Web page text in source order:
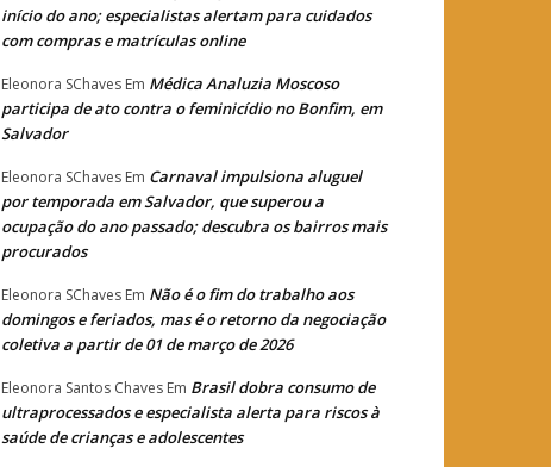
início do ano; especialistas alertam para cuidados
com compras e matrículas online
Eleonora SChaves Em Médica Analuzia Moscoso
participa de ato contra o feminicídio no Bonfim, em
Salvador
Eleonora SChaves Em Carnaval impulsiona aluguel
por temporada em Salvador, que superou a
ocupação do ano passado; descubra os bairros mais
procurados
Eleonora SChaves Em Não é o fim do trabalho aos
domingos e feriados, mas é o retorno da negociação
coletiva a partir de 01 de março de 2026
Eleonora Santos Chaves Em Brasil dobra consumo de
ultraprocessados e especialista alerta para riscos à
saúde de crianças e adolescentes